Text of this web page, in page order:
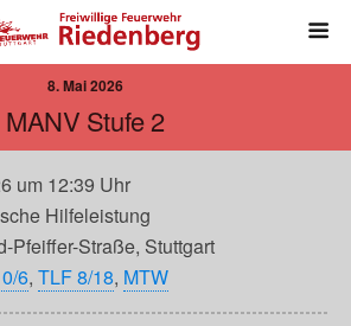
8. Mai 2026
MANV Stufe 2
um 12:39 Uhr
Hilfeleistung
Pfeiffer-Straße, Stuttgart
6, TLF 8/18, MTW